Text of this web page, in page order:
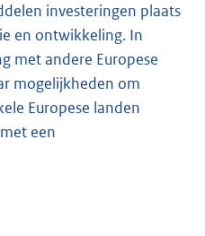
len investeringen plaats
en ontwikkeling. In
met andere Europese
mogelijkheden om
Europese landen
een